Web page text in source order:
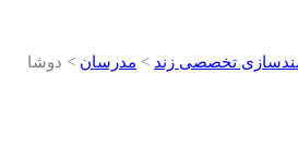
تخصصی زند > مدرسان > دوشا